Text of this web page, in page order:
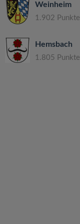
Weinheim
1.902 Punkte
Hemsbach
1.805 Punkte